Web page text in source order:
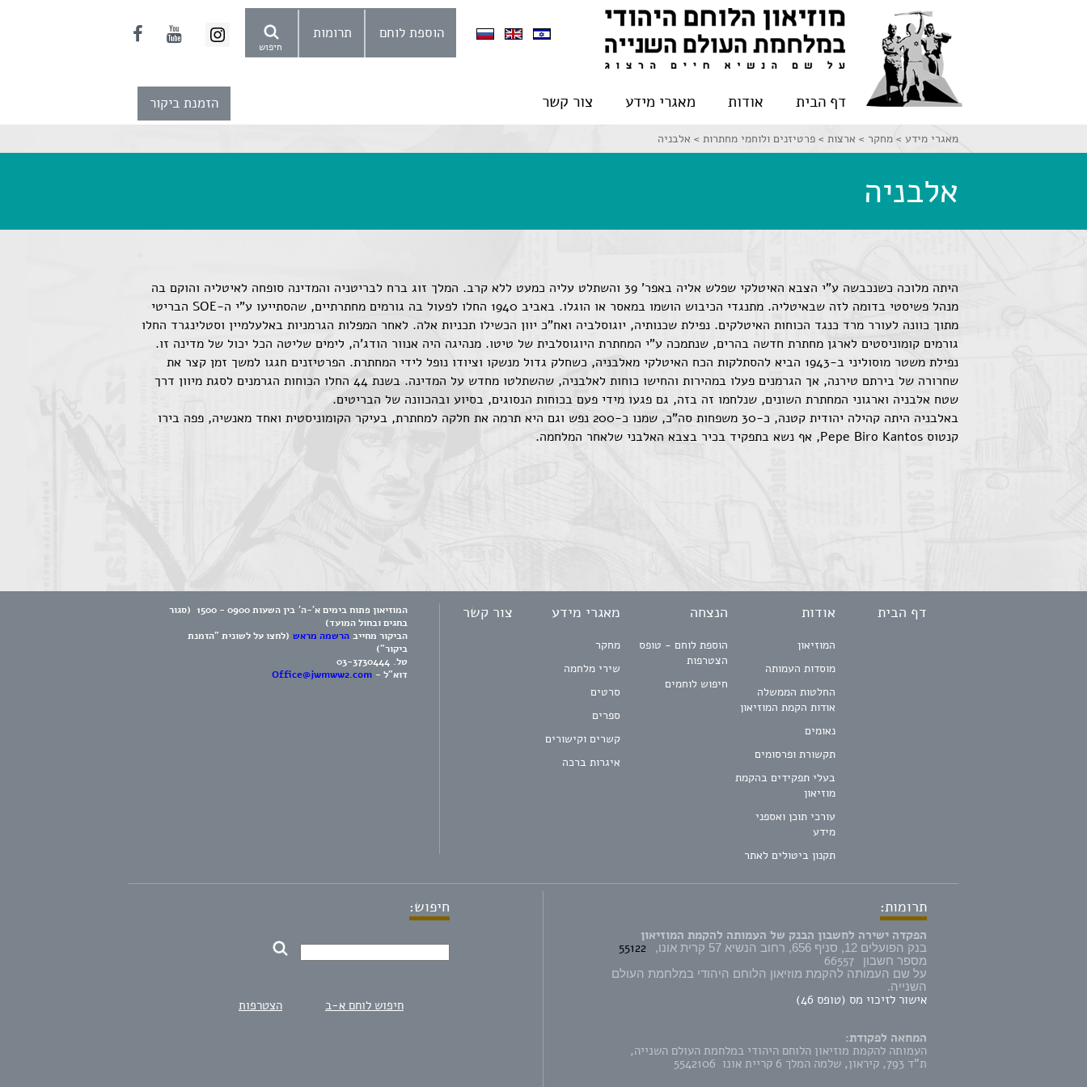
חיפוש
הוספת לוחם תרומות
דף הבית אודות מאגרי מידע צור קשר הזמנת ביקור
מאגרי מידע > מחקר > ארצות > פרטיזנים ולוחמי מחתרות > אלבניה
אלבניה
היתה מלוכה כשנכבשה ע"י הצבא האיטלקי שפלש אליה באפר' 39 והשתלט עליה כמעט ללא קרב. המלך זוג ברח לבריטניה והמדינה סופחה לאיטליה והוקם בה
מנהל פשיסטי בדומה לזה שבאיטליה. מתנגדי הכיבוש הושמו במאסר או הוגלו. באביב 1940 החלו לפעול בה גורמים מחתרתיים, שהסתייעו ע"י ה-SOE הבריטי
מתוך כוונה לעורר מרד כנגד הכוחות האיטלקים. נפילת שכנותיה, יוגוסלביה ואח"כ יוון הכשילו תכניות אלה. לאחר המפלות הגרמניות באלעלמיין וסטלינגרד החלו
גורמים קומוניסטים לארגן מחתרת חדשה בהרים, שנתמכה ע"י המחתרת היוגוסלבית של טיטו. מנהיגה היה אנוור הודג'ה, לימים שליטה הכל יכול של מדינה זו.
נפילת משטר מוסוליני ב-1943 הביא להסתלקות הכח האיטלקי מאלבניה, כשחלק גדול מנשקו וציודו נופל לידי המחתרת. הפרטיזנים חגגו למשך זמן קצר את
שחרורה של בירתם טירנה, אך הגרמנים פעלו במהירות והחישו כוחות לאלבניה, שהשתלטו מחדש על המדינה. בשנת 44 החלו הכוחות הגרמנים לסגת מיוון דרך
שטח אלבניה וארגוני המחתרת השונים, שנלחמו זה בזה, גם פגעו מידי פעם בכוחות הנסוגים, בסיוע ובהכוונה של הבריטים.
באלבניה היתה קהילה יהודית קטנה, כ-30 משפחות סה"כ, שמנו כ-200 נפש וגם היא תרמה את חלקה למחתרת, בעיקר הקומוניסטית ואחד מאנשיה, פפה בירו
קנטוס Pepe Biro Kantos, אף נשא בתפקיד בכיר בצבא האלבני שלאחר המלחמה.
דף הבית אודות
המוזיאון
מוסדות העמותה
החלטות הממשלה
אודות הקמת המוזיאון
נאומים
תקשורת ופרסומים
בעלי תפקידים בהקמת
מוזיאון
עורכי תוכן ואספני
מידע
תקנון ביטולים לאתר
הנצחה
הוספת לוחם - טופס
הצטרפות
חיפוש לוחמים
מאגרי מידע
מחקר
שירי מלחמה
סרטים
ספרים
קשרים וקישורים
איגרות ברכה
צור קשר
המוזיאון פתוח בימים א'-ה' בין השעות 0900 - 1500 (סגור
בחגים ובחול המועד)
הביקור מחייב הרשמה מראש (לחצו על לשונית "הזמנת
ביקור")
טל. 03-3730444
דוא"ל - Office@jwmww2.com
תרומות:
הפקדה ישירה לחשבון הבנק של העמותה להקמת המוזיאון
בנק הפועלים 12, סניף 656, רחוב הנשיא 57 קרית אונו, 55122
מספר חשבון 66557
על שם העמותה להקמת מוזיאון הלוחם היהודי במלחמת העולם
השנייה.
אישור לזיכוי מס (טופס 46)
המחאה לפקודת:
העמותה להקמת מוזיאון הלוחם היהודי במלחמת העולם השנייה,
ת"ד 793, קיראון, שלמה המלך 6 קריית אונו 5542106
חיפוש:
חיפוש לוחם א-ב הצטרפות